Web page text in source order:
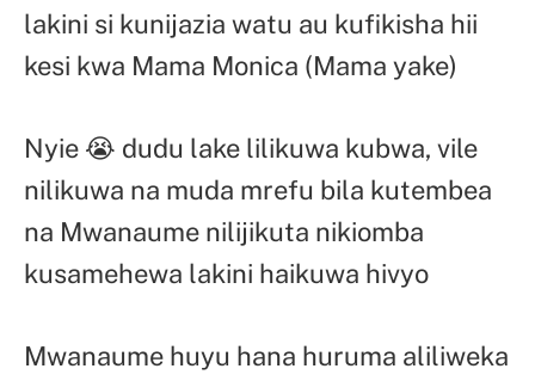
lakini si kunijazia watu au kufikisha hii
kesi kwa Mama Monica (Mama yake)
Nyie 😭 dudu lake lilikuwa kubwa, vile
nilikuwa na muda mrefu bila kutembea
na Mwanaume nilijikuta nikiomba
kusamehewa lakini haikuwa hivyo
Mwanaume huyu hana huruma aliliweka